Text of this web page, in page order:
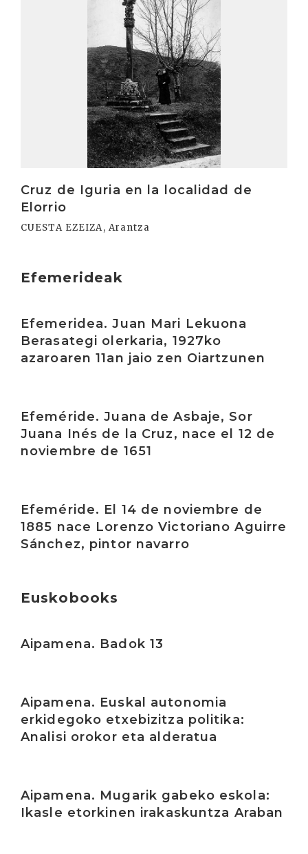
Cruz de Iguria en la localidad de
Elorrio
CUESTA EZEIZA, Arantza
Efemerideak
Efemeridea. Juan Mari Lekuona
Berasategi olerkaria, 1927ko
azaroaren 11an jaio zen Oiartzunen
Efeméride. Juana de Asbaje, Sor
Juana Inés de la Cruz, nace el 12 de
noviembre de 1651
Efeméride. El 14 de noviembre de
1885 nace Lorenzo Victoriano Aguirre
Sánchez, pintor navarro
Euskobooks
Aipamena. Badok 13
Aipamena. Euskal autonomia
erkidegoko etxebizitza politika:
Analisi orokor eta alderatua
Aipamena. Mugarik gabeko eskola:
Ikasle etorkinen irakaskuntza Araban